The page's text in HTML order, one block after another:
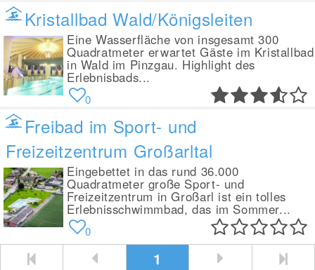
Kristallbad Wald/Königsleiten
Eine Wasserfläche von insgesamt 300
Quadratmeter erwartet Gäste im Kristallbad
in Wald im Pinzgau. Highlight des
Erlebnisbads...
0
Freibad im Sport- und
Freizeitzentrum Großarltal
Eingebettet in das rund 36.000
Quadratmeter große Sport- und
Freizeitzentrum in Großarl ist ein tolles
Erlebnisschwimmbad, das im Sommer...
0
1